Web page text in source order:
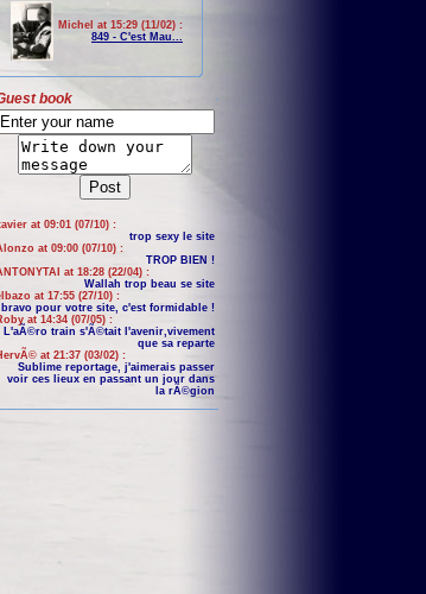
Michel at 15:29 (11/02) :
849 - C'est Mau...
book
at 09:01 (07/10) :
trop sexy le site
at 09:00 (07/10) :
TROP BIEN !
at 18:28 (22/04) :
Wallah trop beau se site
at 17:55 (27/10) :
bravo pour votre site, c'est formidable !
at 14:34 (07/05) :
L'aÃ©ro train s'Ã©tait l'avenir,vivement
que sa reparte
at 21:37 (03/02) :
Sublime reportage, j'aimerais passer
voir ces lieux en passant un jour dans
la rÃ©gion